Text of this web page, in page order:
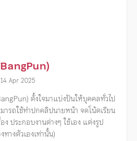
14 Apr 2025
ตั้งใจมาแบ่งปันให้บุคคลทั่วไป
ารถใช้ทำปกคลิปนายหน้า จดโน้ตเรียน
ง ประกอบงานต่างๆ ใช้เอง แต่งรูป
างตัวเองเท่านั้น)